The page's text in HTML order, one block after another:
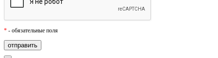
* - обязательные поля